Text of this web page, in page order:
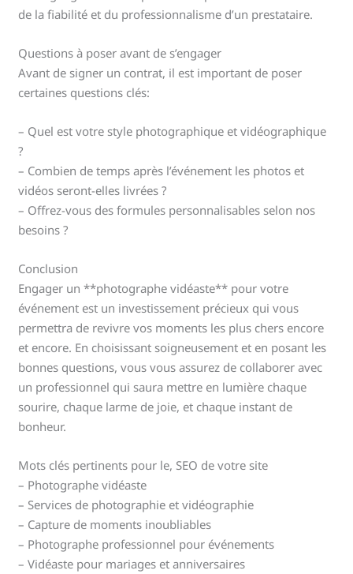
de la fiabilité et du professionnalisme d’un prestataire.
Questions à poser avant de s’engager
Avant de signer un contrat, il est important de poser
certaines questions clés:
– Quel est votre style photographique et vidéographique
?
– Combien de temps après l’événement les photos et
vidéos seront-elles livrées ?
– Offrez-vous des formules personnalisables selon nos
besoins ?
Conclusion
Engager un **photographe vidéaste** pour votre
événement est un investissement précieux qui vous
permettra de revivre vos moments les plus chers encore
et encore. En choisissant soigneusement et en posant les
bonnes questions, vous vous assurez de collaborer avec
un professionnel qui saura mettre en lumière chaque
sourire, chaque larme de joie, et chaque instant de
bonheur.
Mots clés pertinents pour le, SEO de votre site
– Photographe vidéaste
– Services de photographie et vidéographie
– Capture de moments inoubliables
– Photographe professionnel pour événements
– Vidéaste pour mariages et anniversaires